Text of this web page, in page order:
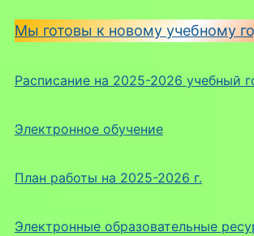
Мы готовы к новому учебному
Расписание на 2025-2026 учебный
Электронное обучение
План работы на 2025-2026 г.
Электронные образовательные